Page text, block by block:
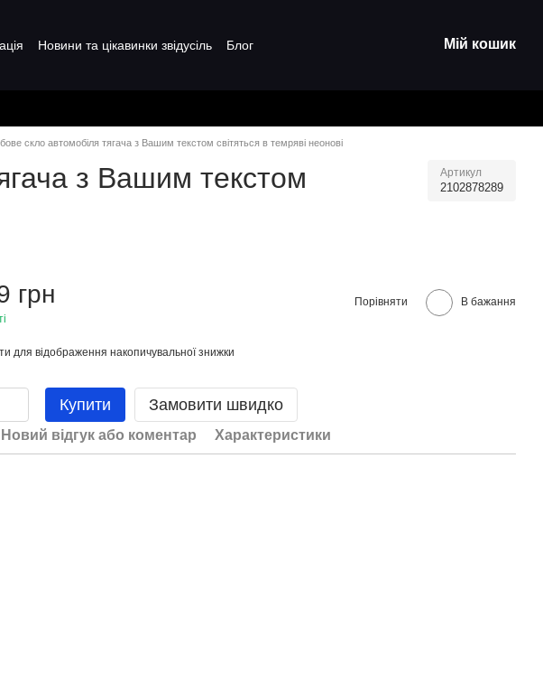
Новини та цікавинки звідусіль
Блог
Мій кошик
скло автомобіля тягача з Вашим текстом світяться в темряві неонові
з Вашим текстом
Артикул
2102878289
грн Порівняти В бажання
для відображення накопичувальної знижки
Купити Замовити швидко
Новий відгук або коментар Характеристики